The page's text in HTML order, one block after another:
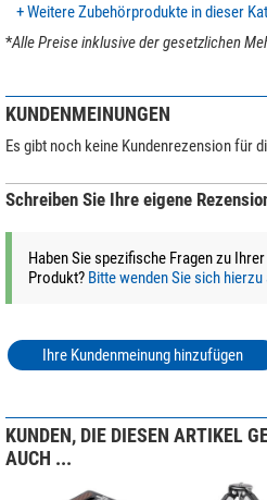
+ Weitere Zubehörprodukte in dieser
*Alle Preise inklusive der gesetzlichen
KUNDENMEINUNGEN
Es gibt noch keine Kundenrezension für
Schreiben Sie Ihre eigene
Haben Sie spezifische Fragen zu
Produkt? Bitte wenden Sie sich
Ihre Kundenmeinung hinzufügen
KUNDEN, DIE DIESEN ARTIKEL
AUCH ...